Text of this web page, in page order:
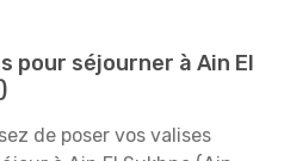
pour séjourner à Ain El
de poser vos valises